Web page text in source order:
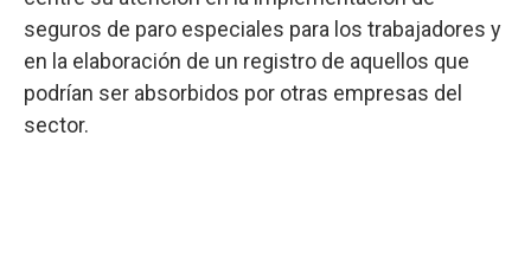
seguros de paro especiales para los trabajadores y
en la elaboración de un registro de aquellos que
podrían ser absorbidos por otras empresas del
sector.